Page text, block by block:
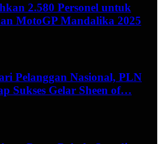
2.580 Personel untuk
MotoGP Mandalika 2025
Pelanggan Nasional, PLN
Sukses Gelar Sheen of…